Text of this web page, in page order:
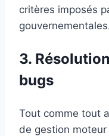
critères imposés
3.
bugs
Tout comme tout
de gestion